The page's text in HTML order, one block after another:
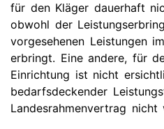
für den Kläger dauerhaft
obwohl der
vorgesehenen Leistungen
erbringt. Eine andere, für
Einrichtung ist nicht
bedarfsdeckender
Landesrahmenvertrag nicht